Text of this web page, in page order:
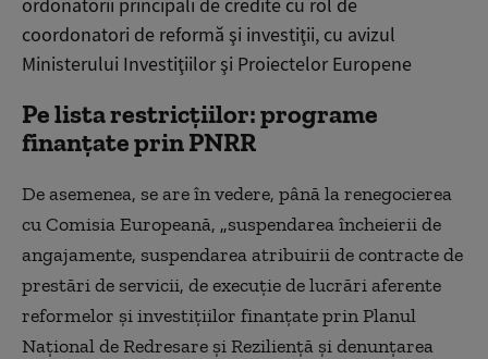
coordonatori de reformă şi investiţii, cu avizul
Ministerului Investiţiilor şi Proiectelor Europene
Pe lista restricțiilor: programe
finanțate prin PNRR
De asemenea, se are în vedere, până la renegocierea
cu Comisia Europeană, „suspendarea încheierii de
angajamente, suspendarea atribuirii de contracte de
prestări de servicii, de execuţie de lucrări aferente
reformelor şi investiţiilor finanţate prin Planul
Naţional de Redresare şi Rezilienţă şi denunţarea